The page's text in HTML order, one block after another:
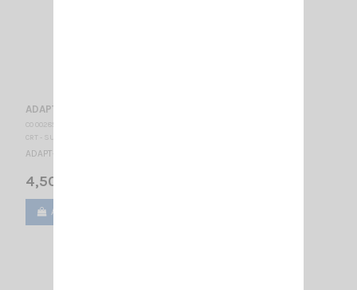
ADAPT- SMA M/BNC F
CO 002855
CRT - SUPERSTAR
ADAPT- SMA M/BNC F
4,50 €
Ajouter au panier